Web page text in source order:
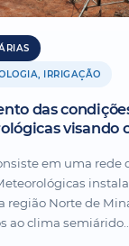
IRRIGAÇÃO
das
visando
em uma rede
região Norte de
ao clima semiárido....